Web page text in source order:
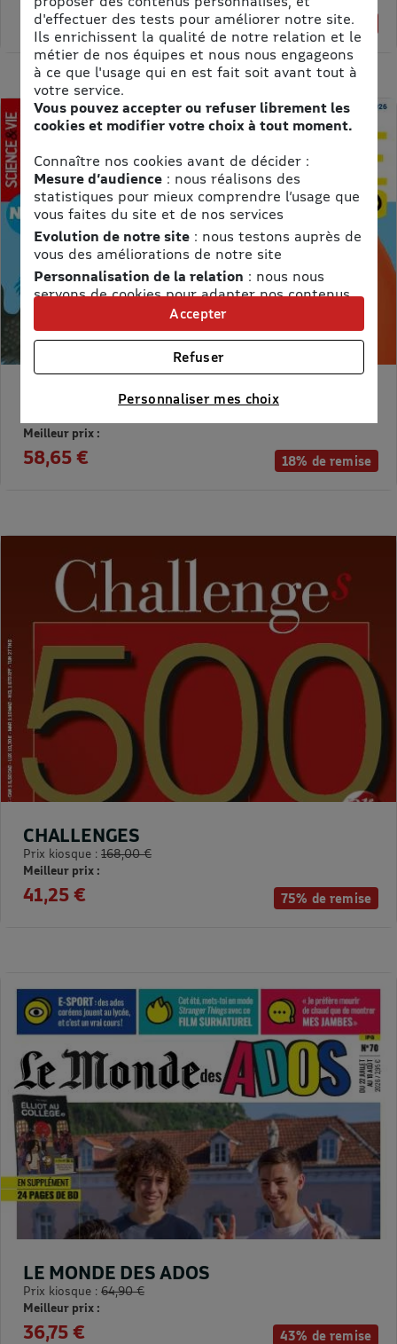
1% de remise
61,75 €
18% de remise
MON PETIT SCIENCE ET VIE AVEC NANO
Meilleur prix :
58,65 €
75% de remise
CHALLENGES
Prix kiosque : 168,00 €
Meilleur prix :
41,25 €
43% de remise
LE MONDE DES ADOS
Prix kiosque : 64,90 €
Meilleur prix :
36,75 €
d'effectuer des tests pour améliorer notre site.
Ils enrichissent la qualité de notre relation et le
métier de nos équipes et nous nous engageons
à ce que l'usage qui en est fait soit avant tout à
votre service.
Vous pouvez accepter ou refuser librement les
cookies et modifier votre choix à tout moment.
Connaître nos cookies avant de décider :
Mesure d’audience: nous réalisons des
statistiques pour mieux comprendre l’usage que
vous faites du site et de nos services
Evolution de notre site: nous testons auprès de
vous des améliorations de notre site
Personnalisation de la relation : nous nous
servons de cookies pour adapter nos contenus
et personnaliser nos offres
Univers publicitaire: nous utilisons avec nos
partenaires des cookies pour afficher des
publicités personnalisées
Connaître notre politique cookies et la liste de nos
Personnaliser mes choix
Refuser
Accepter